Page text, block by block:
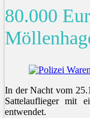
80.000
In der Nacht vom
Sattelauflieger mit
entwendet.